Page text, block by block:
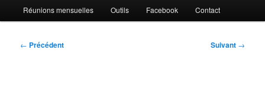
Réunions mensuelles Outils Facebook Contact
Navigation
← Précédent Suivant →